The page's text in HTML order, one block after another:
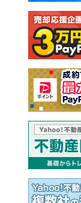
注文住宅
売却査定